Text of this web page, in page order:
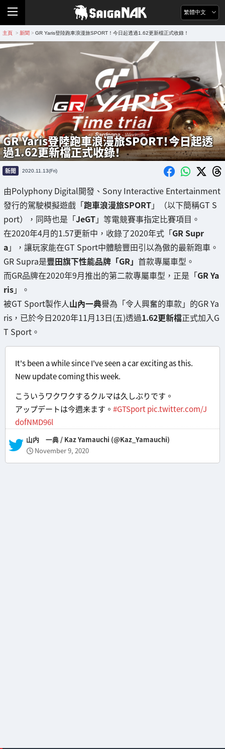
繁體中文
主頁 > 新聞 > GR Yaris登陸跑車浪漫旅SPORT！今日起透過1.62更新檔正式收錄！
GR Yaris登陸跑車浪漫旅SPORT！今日起透
過1.62更新檔正式收錄！
新聞 2020.11.13(Fri)
由Polyphony Digital開發、Sony Interactive Entertainment
發行的駕駛模擬遊戲「跑車浪漫旅SPORT」（以下簡稱GT S
port），同時也是「JeGT」等電競賽事指定比賽項目。
在2020年4月的1.57更新中，收錄了2020年式「GR Supr
a」，讓玩家能在GT Sport中體驗豐田引以為傲的最新跑車。
GR Supra是豐田旗下性能品牌「GR」 首款專屬車型。
而GR品牌在2020年9月推出的第二款專屬車型，正是「GR Ya
ris」。
被GT Sport製作人山內一典譽為「令人興奮的車款」的GR Ya
ris，已於今日2020年11月13日(五)透過1.62更新檔正式加入G
T Sport。
It's been a while since I've seen a car exciting as this.
New update coming this week.
こういうワクワクするクルマは久しぶりです。
アップデートは今週来ます。 #GTSportpic.twitter.com/J
dofNMD96l
— 山内 一典 / Kaz Yamauchi (@Kaz_Yamauchi)
November 9, 2020